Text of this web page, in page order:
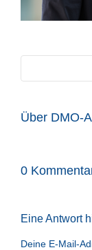
Über DMO-
0
Eine Antwort
Deine E-Mail-